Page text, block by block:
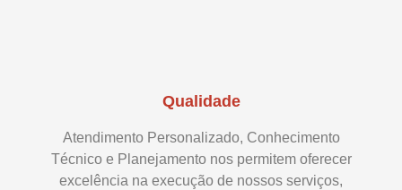
Qualidade
Atendimento Personalizado, Conhecimento
Técnico e Planejamento nos permitem oferecer
excelência na execução de nossos serviços,